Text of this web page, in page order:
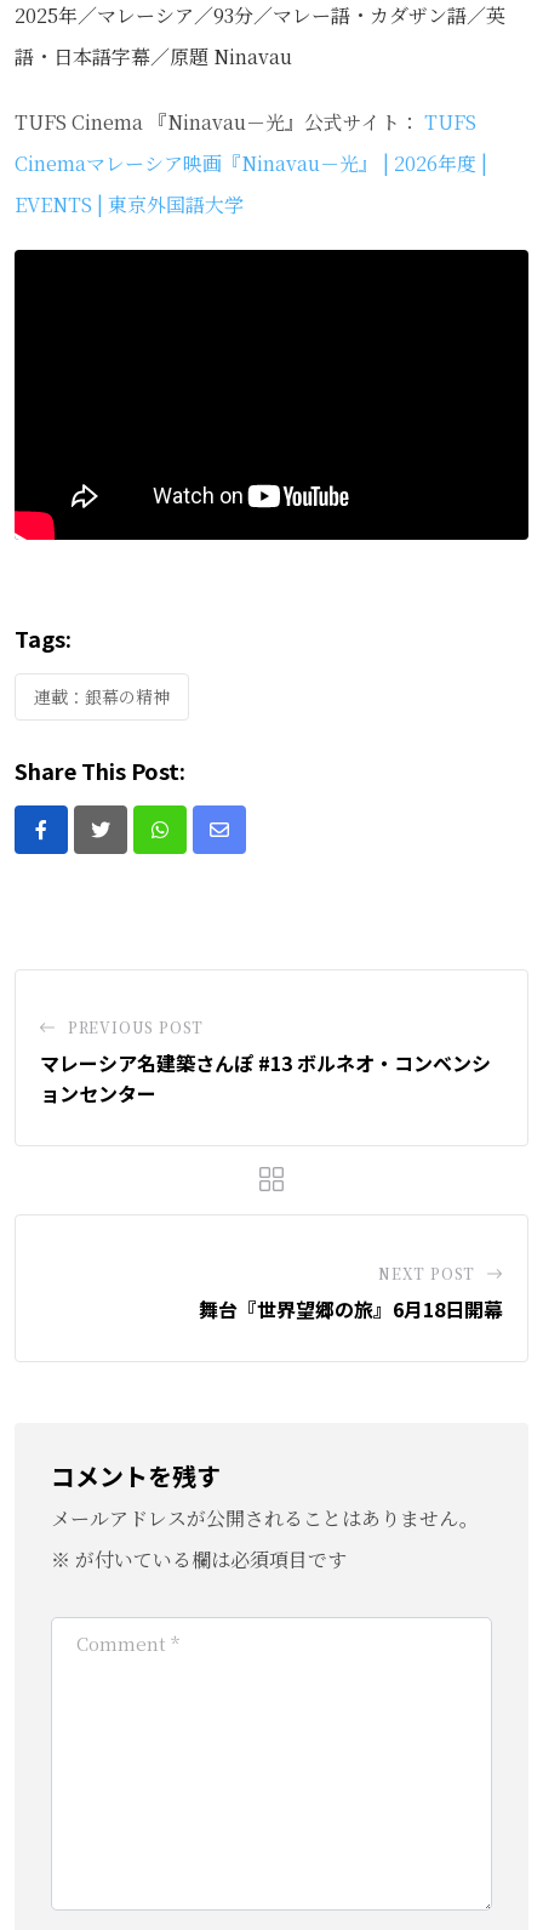
2025年／マレーシア／93分／マレー語・カダザン語／英
語・日本語字幕／原題 Ninavau
TUFS Cinema 『Ninavau－光』公式サイト： TUFS
Cinemaマレーシア映画『Ninavau－光』 | 2026年度 |
EVENTS | 東京外国語大学
Tags:
連載：銀幕の精神
Share This Post:
Whatsapp
Share
PREVIOUS POST
マレーシア名建築さんぽ #13 ボルネオ・コンベンシ
ョンセンター
NEXT POST
舞台『世界望郷の旅』6月18日開幕
コメントを残す
メールアドレスが公開されることはありません。
※ が付いている欄は必須項目です